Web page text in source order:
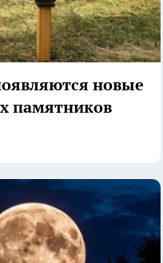
новые
памятников